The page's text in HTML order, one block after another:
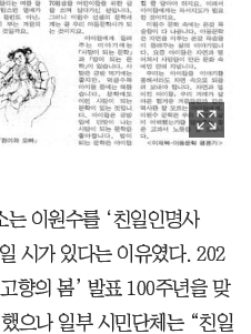
는 이원수를 ‘친일인명사
시가 있다는 이유였다. 202
향의 봄’ 발표 100주년을 맞
으나 일부 시민단체는 “친일